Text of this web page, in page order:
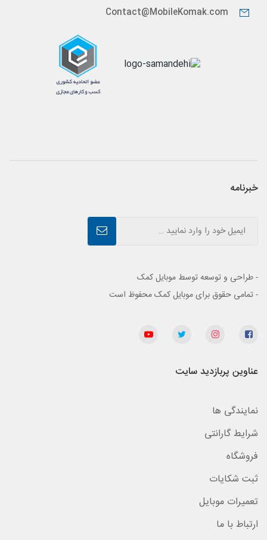
Contact@MobileKomak.com
خبرنامه
- طراحی و توسعه توسط موبایل کمک
- تمامی حقوق برای موبایل کمک محفوظ است
عناوین پربازدید سایت
نمایندگی ها
شرایط گارانتی
فروشگاه
ثبت شکایات
تعمیرات موبایل
ارتباط با ما